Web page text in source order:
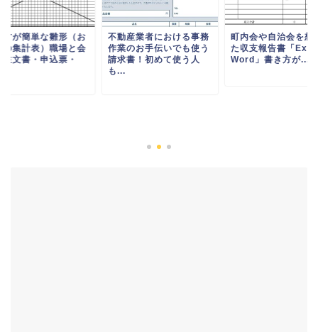
方が簡単な雛形（お
の集計表）職場と会
注文書・申込票・
不動産業者における事務
作業のお手伝いでも使う
請求書！初めて使う人
も...
町内会や自治会を想
た収支報告書「
Word」書き方が...